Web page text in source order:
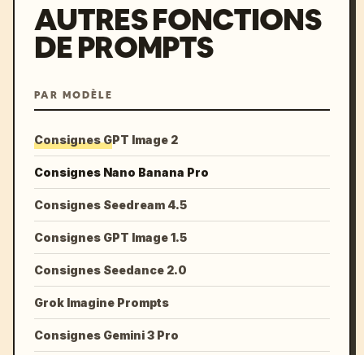
AUTRES FONCTIONS
DE PROMPTS
PAR MODÈLE
Consignes GPT Image 2
Consignes Nano Banana Pro
Consignes Seedream 4.5
Consignes GPT Image 1.5
Consignes Seedance 2.0
Grok Imagine Prompts
Consignes Gemini 3 Pro